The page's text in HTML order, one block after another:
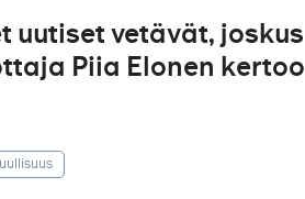
uutiset vetävät, joskus
Piia Elonen kertoo